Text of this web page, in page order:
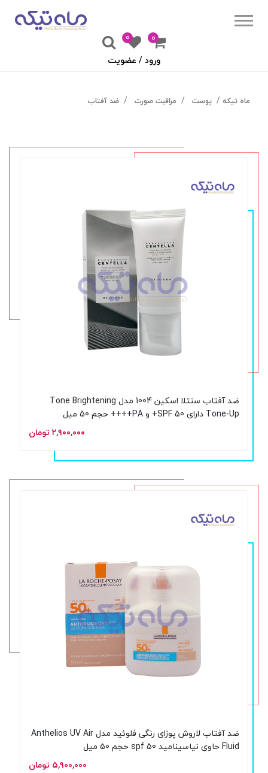
۰
0
ورود / عضویت
ماه تیکه پوست مراقبت صورت ضد آفتاب
ضد آفتاب سنتلا اسکین 1004 مدل Tone Brightening
Tone-Up دارای SPF 50+ و PA++++ حجم 50 میل
۲,۹۰۰,۰۰۰ تومان
ضد آفتاب لاروش پوزای رنگی فلوئید مدل Anthelios UV Air
Fluid حاوی نیاسینامید spf 50 حجم 50 میل
۵,۹۰۰,۰۰۰ تومان